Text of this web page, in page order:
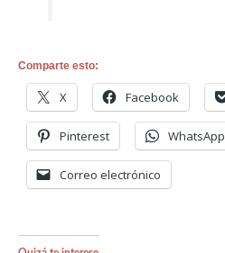
Comparte esto:
X Facebook
Pinterest WhatsApp
Correo electrónico